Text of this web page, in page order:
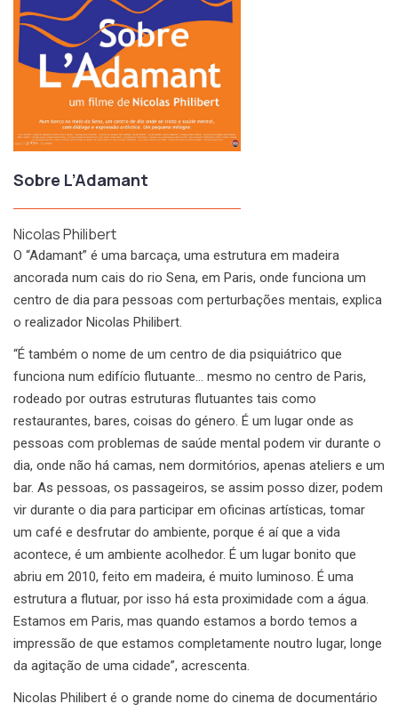
Sobre L’Adamant
Nicolas Philibert
O “Adamant” é uma barcaça, uma estrutura em madeira
ancorada num cais do rio Sena, em Paris, onde funciona um
centro de dia para pessoas com perturbações mentais, explica
o realizador Nicolas Philibert.
“É também o nome de um centro de dia psiquiátrico que
funciona num edifício flutuante… mesmo no centro de Paris,
rodeado por outras estruturas flutuantes tais como
restaurantes, bares, coisas do género. É um lugar onde as
pessoas com problemas de saúde mental podem vir durante o
dia, onde não há camas, nem dormitórios, apenas ateliers e um
bar. As pessoas, os passageiros, se assim posso dizer, podem
vir durante o dia para participar em oficinas artísticas, tomar
um café e desfrutar do ambiente, porque é aí que a vida
acontece, é um ambiente acolhedor. É um lugar bonito que
abriu em 2010, feito em madeira, é muito luminoso. É uma
estrutura a flutuar, por isso há esta proximidade com a água.
Estamos em Paris, mas quando estamos a bordo temos a
impressão de que estamos completamente noutro lugar, longe
da agitação de uma cidade”, acrescenta.
Nicolas Philibert é o grande nome do cinema de documentário